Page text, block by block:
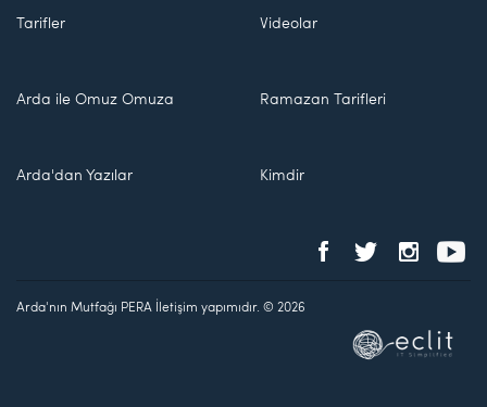
Tarifler Videolar
Arda ile Omuz Omuza Ramazan Tarifleri
Arda'dan Yazılar Kimdir
Arda'nın Mutfağı PERA İletişim yapımıdır. © 2026